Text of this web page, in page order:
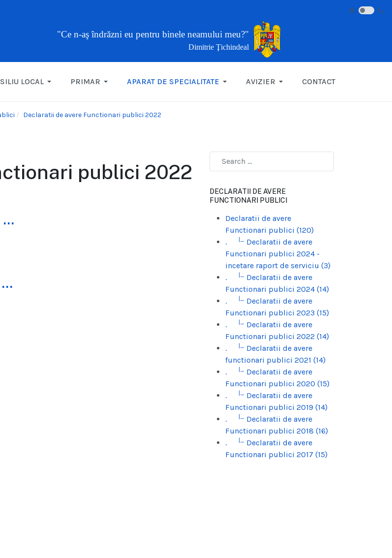
"Ce n-aş îndrăzni eu pentru binele neamului meu?"
Dimitrie Ţichindeal
LOCAL PRIMAR APARAT DE SPECIALITATE AVIZIER CONTACT
Declaratii de avere Functionari publici 2022
publici 2022
...
...
DECLARATII DE AVERE
FUNCTIONARI PUBLICI
Declaratii de avere
Functionari publici (120)
.
|_ Declaratii de avere
Functionari publici 2024 -
incetare raport de serviciu (3)
.
|_ Declaratii de avere
Functionari publici 2024 (14)
.
|_ Declaratii de avere
Functionari publici 2023 (15)
.
|_ Declaratii de avere
Functionari publici 2022 (14)
.
|_ Declaratii de avere
functionari publici 2021 (14)
.
|_ Declaratii de avere
Functionari publici 2020 (15)
.
|_ Declaratii de avere
Functionari publici 2019 (14)
.
|_ Declaratii de avere
Functionari publici 2018 (16)
.
|_ Declaratii de avere
Functionari publici 2017 (15)